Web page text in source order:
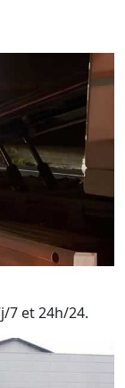
7 et 24h/24.